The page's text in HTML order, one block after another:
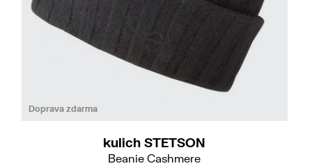
Doprava zdarma
kulich STETSON
Beanie Cashmere